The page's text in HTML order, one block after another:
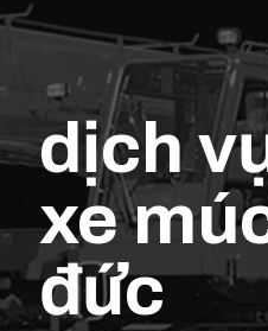
dịch
xe
đức